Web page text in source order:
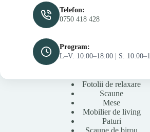
Telefon:
0750 418 428
Program:
L–V: 10:00–18:00 | S:
Fotolii de relaxare
Scaune
Mese
Mobilier de living
Paturi
Scaune de birou